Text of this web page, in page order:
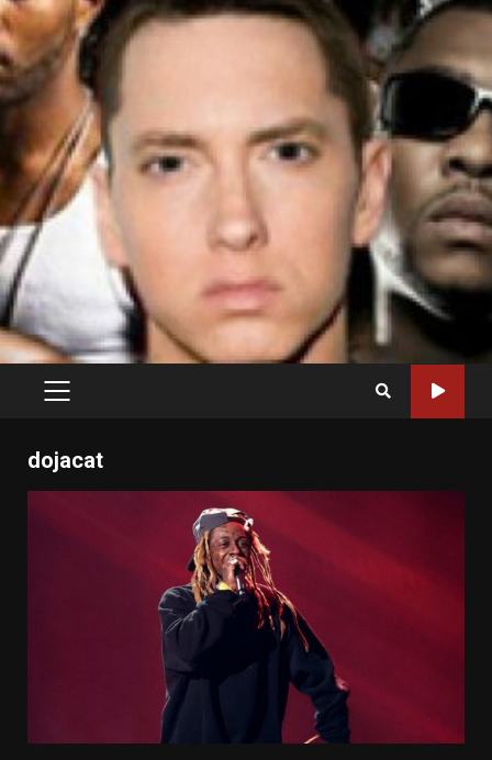
PRIMARY
dojacat